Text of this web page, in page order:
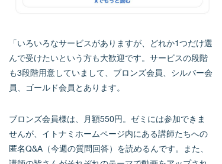
「いろいろなサービスがありますが、どれか1つだけ選
んで受けたいという方も大歓迎です。サービスの段階
も3段階用意していまして、ブロンズ会員、シルバー会
員、ゴールド会員とあります。
ブロンズ会員様は、月額550円。ゼミには参加できま
せんが、イトナミホームページ内にある講師たちへの
匿名Q&A（今週の質問回答）を読めるんです。また、